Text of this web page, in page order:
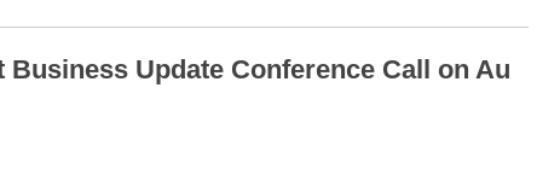
Business Update Conference Call on Au